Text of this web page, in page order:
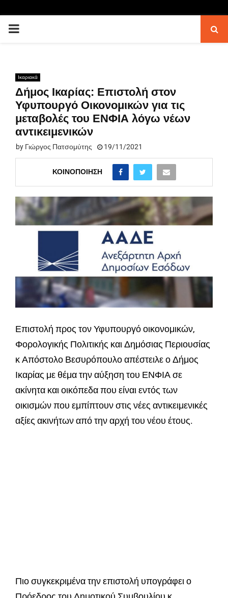
PRIMARY
Ικαριακά
Δήμος Ικαρίας: Επιστολή στον
Υφυπουργό Οικονομικών για τις
μεταβολές του ΕΝΦΙΑ λόγω νέων
αντικειμενικών
by Γιώργος Πατσομύτης 19/11/2021
ΚΟΙΝΟΠΟΊΗΣΗ
Επιστολή προς τον Υφυπουργό οικονομικών,
Φορολογικής Πολιτικής και Δημόσιας Περιουσίας
κ Απόστολο Βεσυρόπουλο απέστειλε ο Δήμος
Ικαρίας με θέμα την αύξηση του ΕΝΦΙΑ σε
ακίνητα και οικόπεδα που είναι εντός των
οικισμών που εμπίπτουν στις νέες αντικειμενικές
αξίες ακινήτων από την αρχή του νέου έτους.
Πιο συγκεκριμένα την επιστολή υπογράφει ο